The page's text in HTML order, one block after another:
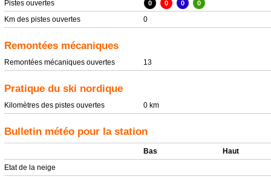
Pistes ouvertes 0 0 0 0
Km des pistes ouvertes 0
Remontées mécaniques
Remontées mécaniques ouvertes 13
Pratique du ski nordique
Kilomètres des pistes ouvertes 0 km
Bulletin météo pour la station
Bas
Haut
Etat de la neige